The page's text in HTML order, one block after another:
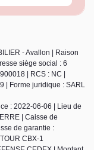
- Avallon | Raison
siège social : 6
| RCS : NC |
| Forme juridique : SARL
: 2022-06-06 | Lieu de
| Caisse de
de garantie :
CBX-1